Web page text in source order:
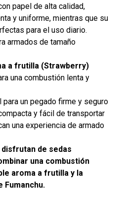
papel de alta calidad,
y uniforme, mientras que su
para el uso diario.
armados de tamaño
a frutilla (Strawberry)
una combustión lenta y
para un pegado firme y seguro
y fácil de transportar
una experiencia de armado
de sedas
una combustión
aroma a frutilla y la
Fumanchu.